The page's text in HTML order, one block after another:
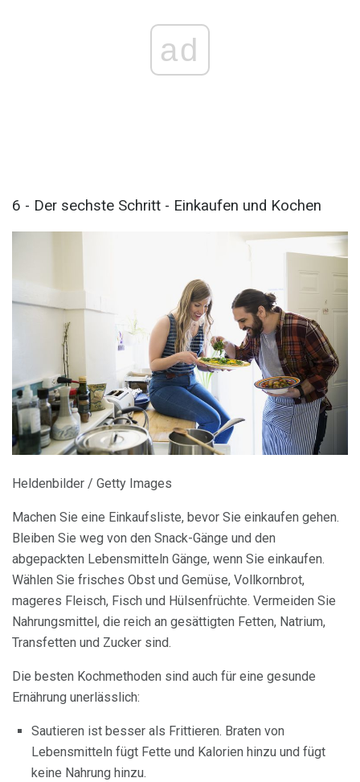
ad
6 - Der sechste Schritt - Einkaufen und Kochen
Heldenbilder / Getty Images
Machen Sie eine Einkaufsliste, bevor Sie einkaufen gehen.
Bleiben Sie weg von den Snack-Gänge und den
abgepackten Lebensmitteln Gänge, wenn Sie einkaufen.
Wählen Sie frisches Obst und Gemüse, Vollkornbrot,
mageres Fleisch, Fisch und Hülsenfrüchte. Vermeiden Sie
Nahrungsmittel, die reich an gesättigten Fetten, Natrium,
Transfetten und Zucker sind.
Die besten Kochmethoden sind auch für eine gesunde
Ernährung unerlässlich:
Sautieren ist besser als Frittieren. Braten von
Lebensmitteln fügt Fette und Kalorien hinzu und fügt
keine Nahrung hinzu.